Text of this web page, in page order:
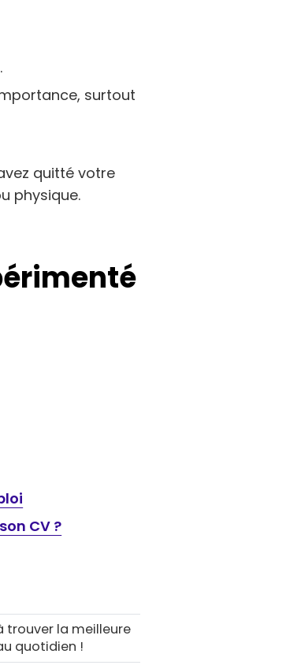
surtout
quitté votre
physique.
CV ?
trouver la meilleure
quotidien !